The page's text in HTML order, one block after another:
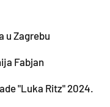
u Zagrebu
Fabjan
"Luka Ritz" 2024.